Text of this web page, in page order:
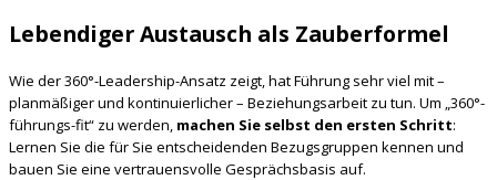
Lebendiger Austausch als Zauberformel
Wie der 360°-Leadership-Ansatz zeigt, hat Führung sehr viel mit –
planmäßiger und kontinuierlicher – Beziehungsarbeit zu tun. Um „360°-
führungs-fit“ zu werden, machen Sie selbst den ersten Schritt:
Lernen Sie die für Sie entscheidenden Bezugsgruppen kennen und
bauen Sie eine vertrauensvolle Gesprächsbasis auf.